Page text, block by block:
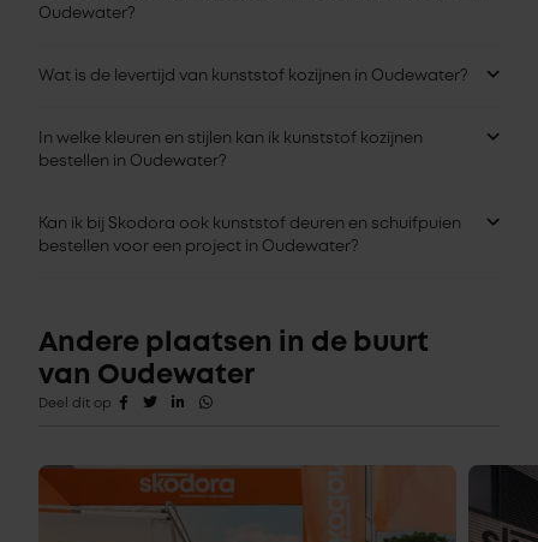
Oudewater?
Wat is de levertijd van kunststof kozijnen in Oudewater?
In welke kleuren en stijlen kan ik kunststof kozijnen
bestellen in Oudewater?
Kan ik bij Skodora ook kunststof deuren en schuifpuien
bestellen voor een project in Oudewater?
Andere plaatsen in de buurt
van Oudewater
Deel dit op